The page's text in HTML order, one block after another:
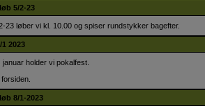
5/2-23
23 løber vi kl. 10.00 og spiser rundstykker bagefter.
2023
holder vi pokalfest.
8/1-2023